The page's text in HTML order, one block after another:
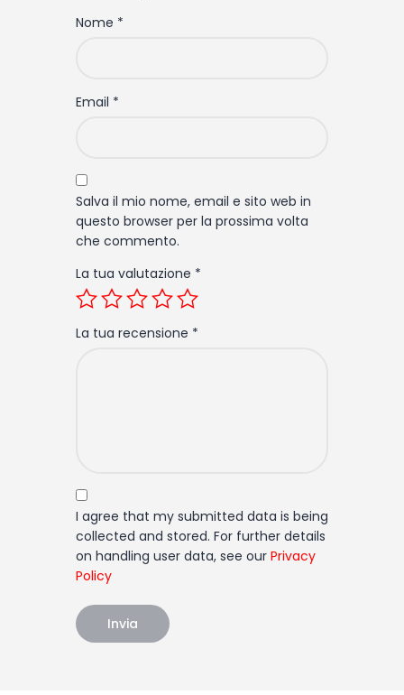
Nome *
Email *
Salva il mio nome, email e sito web in
questo browser per la prossima volta
che commento.
La tua valutazione *
La tua recensione *
I agree that my submitted data is being
collected and stored. For further details
on handling user data, see our Privacy
Policy